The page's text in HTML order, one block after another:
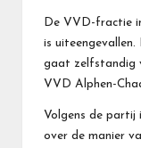
De VVD-fractie
is
gaat zelfstandig
VVD Alphen-
Volgens de partij
over de manier